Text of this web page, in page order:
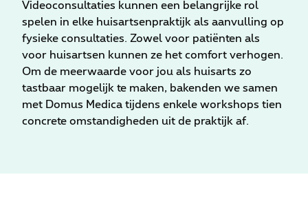
Videoconsultaties kunnen een belangrijke rol
spelen in elke huisartsenpraktijk als aanvulling op
fysieke consultaties. Zowel voor patiënten als
voor huisartsen kunnen ze het comfort verhogen.
Om de meerwaarde voor jou als huisarts zo
tastbaar mogelijk te maken, bakenden we samen
met Domus Medica tijdens enkele workshops tien
concrete omstandigheden uit de praktijk af.